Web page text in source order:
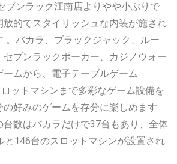
ブンラック江南店よりやや小ぶりで
的でスタイリッシュな内装が施され
。バカラ、ブラックジャック、ルー
セブンラックポーカー、カジノウォー
ームから、電子テーブルゲーム
ロットマシンまで多彩なゲーム設備を
好みのゲームを存分に楽しめます
数はバカラだけで37台もあり、全体
と146台のスロットマシンが設置され